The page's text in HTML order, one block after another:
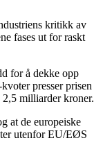
kritikk av
fases ut for raskt
for å dekke opp
presser prisen
2,5 milliarder kroner.
at de europeiske
utenfor EU/EØS